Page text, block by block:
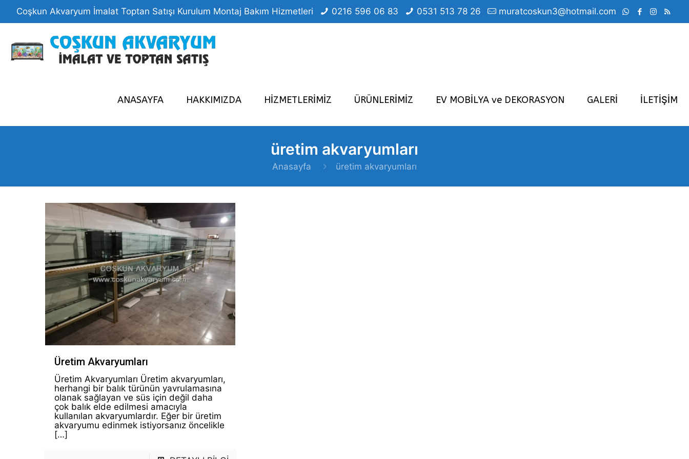
Coşkun Akvaryum İmalat Toptan Satışı Kurulum Montaj Bakım Hizmetleri 0216 596 06 83 0531 513 78 26 muratcoskun3@hotmail.com
ANASAYFA HAKKIMIZDA HİZMETLERİMİZ ÜRÜNLERİMİZ EV MOBİLYA ve DEKORASYON GALERİ İLETİŞİM
üretim akvaryumları
Anasayfa üretim akvaryumları
Üretim Akvaryumları
Üretim Akvaryumları Üretim akvaryumları,
herhangi bir balık türünün yavrulamasına
olanak sağlayan ve süs için değil daha
çok balık elde edilmesi amacıyla
kullanılan akvaryumlardır. Eğer bir üretim
akvaryumu edinmek istiyorsanız öncelikle
[…]